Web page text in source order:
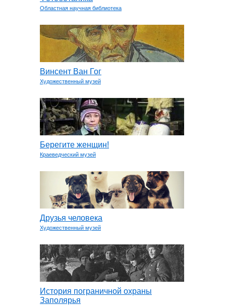
Областная научная библиотека
Винсент Ван Гог
Художественный музей
Берегите женщин!
Краеведческий музей
Друзья человека
Художественный музей
История пограничной охраны
Заполярья